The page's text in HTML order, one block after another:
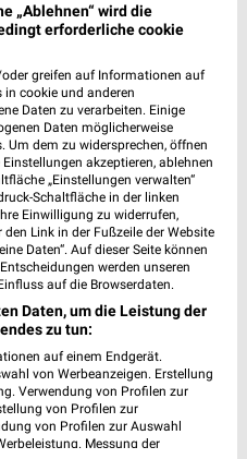
Uhr | Geöffnet
Uhr | Geöffnet
40
„Ablehnen“ wird die
erforderliche cookie
greifen auf Informationen auf
in cookie und anderen
Daten zu verarbeiten. Einige
Daten möglicherweise
Um dem zu widersprechen, öffnen
Einstellungen akzeptieren, ablehnen
„Einstellungen verwalten“
Schaltfläche in der linken
Einwilligung zu widerrufen,
Link in der Fußzeile der Website
Daten“. Auf dieser Seite können
werden unseren
auf die Browserdaten.
Daten, um die Leistung der
zu tun:
auf einem Endgerät.
von Werbeanzeigen. Erstellung
Verwendung von Profilen zur
von Profilen zur
von Profilen zur Auswahl
Messung der